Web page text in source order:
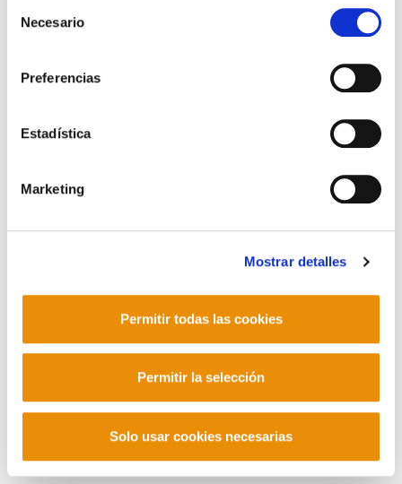
Necesario
Preferencias
Estadística
Marketing
Mostrar detalles
Permitir todas las cookies
Permitir la selección
Solo usar cookies necesarias
Barrainkua 13 - 48009 Bilbo -
Telf. +33 (0) 559 25 65 52
Mastodon